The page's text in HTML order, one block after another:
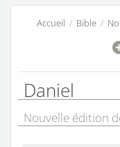
Accueil / Bible /
Daniel
Nouvelle édition